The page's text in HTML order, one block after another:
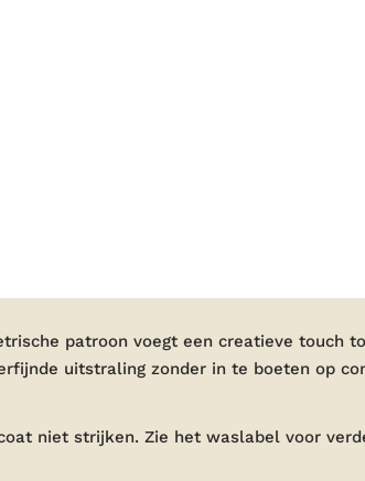
patroon voegt een creatieve touch
uitstraling zonder in te boeten op
niet strijken. Zie het waslabel voor